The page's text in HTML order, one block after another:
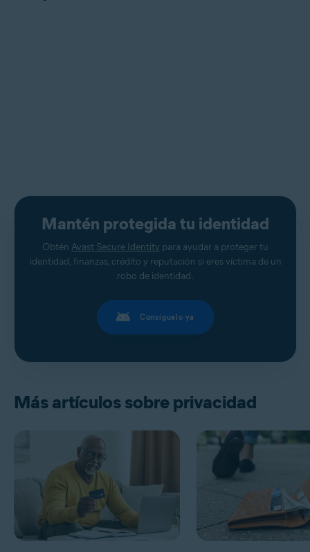
Mantén protegida tu identidad
Obtén Avast Secure Identity para ayudar a proteger tu
identidad, finanzas, crédito y reputación si eres víctima de un
robo de identidad.
Consíguelo ya
Más artículos sobre privacidad